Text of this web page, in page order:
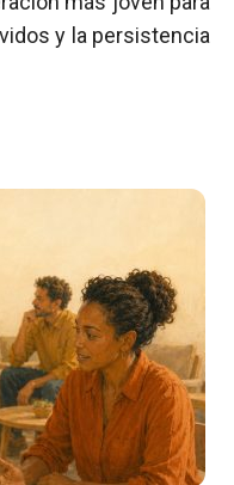
y la persistencia